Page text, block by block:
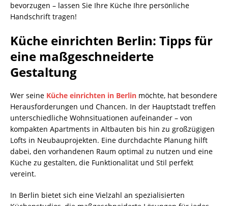
bevorzugen – lassen Sie Ihre Küche Ihre persönliche
Handschrift tragen!
Küche einrichten Berlin: Tipps für
eine maßgeschneiderte
Gestaltung
Wer seine Küche einrichten in Berlin möchte, hat besondere
Herausforderungen und Chancen. In der Hauptstadt treffen
unterschiedliche Wohnsituationen aufeinander – von
kompakten Apartments in Altbauten bis hin zu großzügigen
Lofts in Neubauprojekten. Eine durchdachte Planung hilft
dabei, den vorhandenen Raum optimal zu nutzen und eine
Küche zu gestalten, die Funktionalität und Stil perfekt
vereint.
In Berlin bietet sich eine Vielzahl an spezialisierten